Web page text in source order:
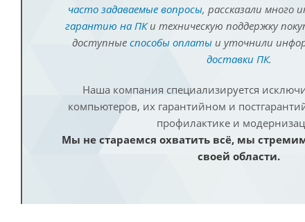
часто задаваемые вопросы, рассказали много
гарантию на ПКи техническую поддержку
доступные способы оплатыи уточнили
доставки ПК.
Наша компания специализируется
компьютеров, их гарантийном и
профилактике и
Мы не стараемся охватить всё, мы
своей области.